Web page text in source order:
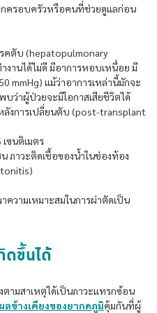
กครอบครัวหรือคนที่ช่วยดูแลก่อน
คตับ (hepatopulmonary
านได้ไม่ดี มีอาการหอบเหนื่อย มี
mmHg) แม้ว่าอาการเหล่านี้มักจะ
ว่าผู้ป่วยจะมีโอกาสเสียชีวิตได้
ลังการเปลี่ยนตับ (post-transplant
ซนติเมตร
ภาวะติดเชื้อของน้ำในช่องท้อง
วามเหมาะสมในการผ่าตัดเป็น
ดขึ้นได้
ามสาเหตุได้เป็นภาวะแทรกซ้อน
ผลข้างเคียงของยากดภูมิคุ้มกันที่ผู้